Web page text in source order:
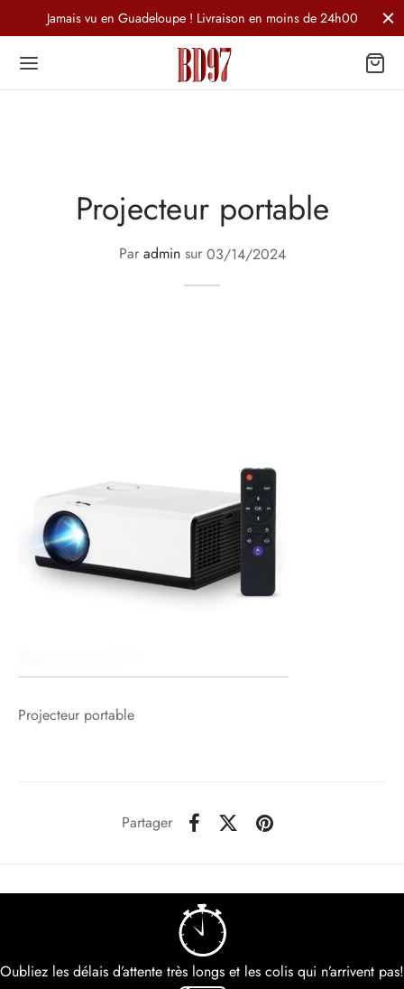
Jamais vu en Guadeloupe ! Livraison en moins de 24h00
Projecteur portable
Par adminsur 03/14/2024
Projecteur portable
Partager
Oubliez les délais d’attente très longs et les colis qui n’arrivent pas!